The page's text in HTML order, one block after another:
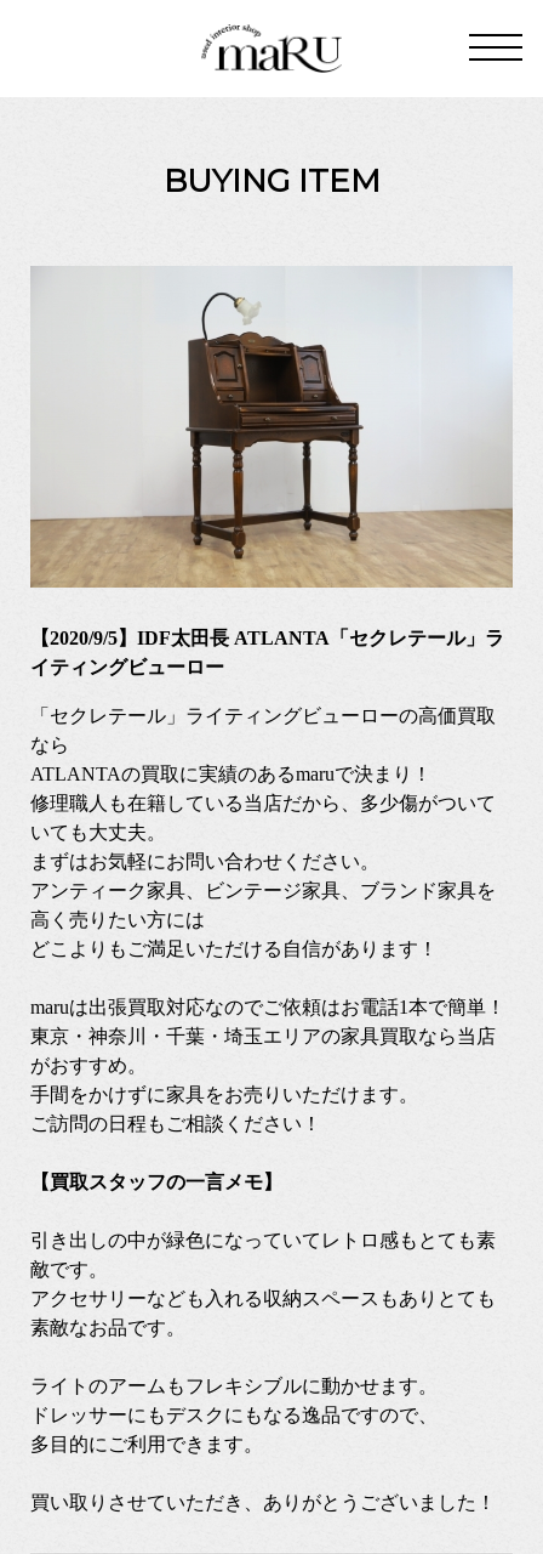
BUYING ITEM
【2020/9/5】IDF太田長 ATLANTA「セクレテール」ラ
イティングビューロー
「セクレテール」ライティングビューローの高価買取
なら
ATLANTAの買取に実績のあるmaruで決まり！
修理職人も在籍している当店だから、多少傷がついて
いても大丈夫。
まずはお気軽にお問い合わせください。
アンティーク家具、ビンテージ家具、ブランド家具を
高く売りたい方には
どこよりもご満足いただける自信があります！
maruは出張買取対応なのでご依頼はお電話1本で簡単！
東京・神奈川・千葉・埼玉エリアの家具買取なら当店
がおすすめ。
手間をかけずに家具をお売りいただけます。
ご訪問の日程もご相談ください！
【買取スタッフの一言メモ】
引き出しの中が緑色になっていてレトロ感もとても素
敵です。
アクセサリーなども入れる収納スペースもありとても
素敵なお品です。
ライトのアームもフレキシブルに動かせます。
ドレッサーにもデスクにもなる逸品ですので、
多目的にご利用できます。
買い取りさせていただき、ありがとうございました！